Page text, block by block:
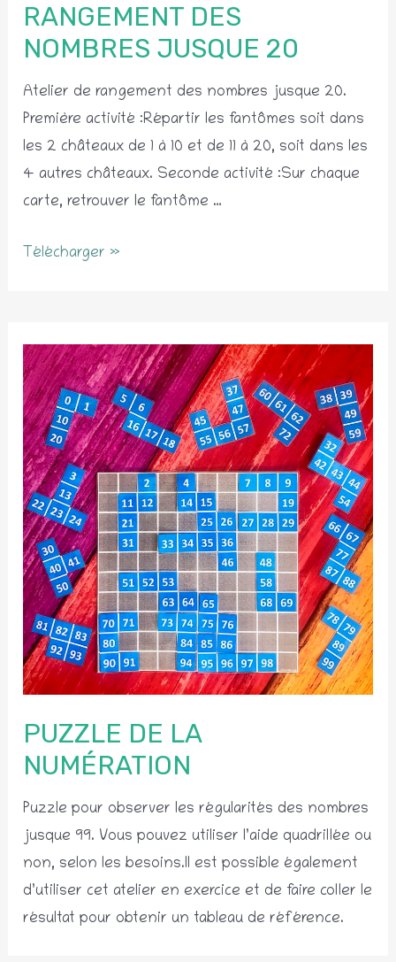
RANGEMENT DES
NOMBRES JUSQUE 20
Atelier de rangement des nombres jusque 20.
Première activité :Répartir les fantômes soit dans
les 2 châteaux de 1 à 10 et de 11 à 20, soit dans les
4 autres châteaux. Seconde activité :Sur chaque
carte, retrouver le fantôme …
Rangement
20
Télécharger »
PUZZLE DE LA
NUMÉRATION
Puzzle pour observer les régularités des nombres
jusque 99. Vous pouvez utiliser l’aide quadrillée ou
non, selon les besoins.Il est possible également
d’utiliser cet atelier en exercice et de faire coller le
résultat pour obtenir un tableau de référence.